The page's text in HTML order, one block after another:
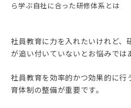
ら学ぶ自社に合った研修体系とは
社員教育に力を入れたいけれど、
が追い付いていないとお悩みでは
社員教育を効率的かつ効果的に行
育体制の整備が重要です。